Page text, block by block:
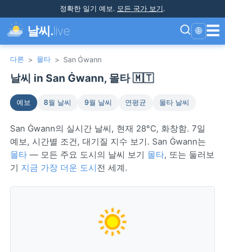
정확한 일기 예보. 모든 국가 보기.
날씨.live 🌐 ☰
다른 > 몰타 > San Ġwann
날씨 in San Ġwann, 몰타 🇲🇹
예보 8월 날씨 9월 날씨 연평균 몰타 날씨
San Ġwann의 실시간 날씨, 현재 28°C, 화창함. 7일
예보, 시간별 조건, 대기질 지수 보기. San Ġwann는
몰타 — 모든 주요 도시의 날씨 보기 몰타, 또는 둘러보
기 지금 가장 더운 도시 전 세계.